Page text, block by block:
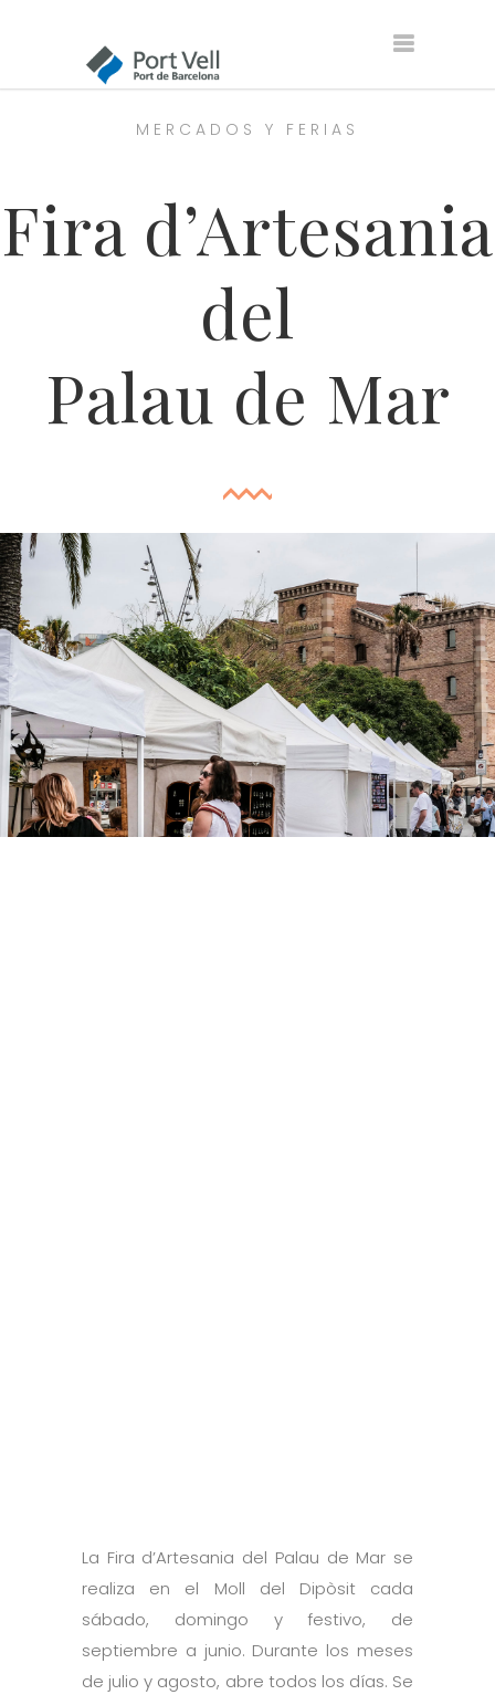
MERCADOS Y FERIAS
Fira d’Artesania
del
Palau de Mar
La Fira d’Artesania del Palau de Mar se
realiza en el Moll del Dipòsit cada
sábado, domingo y festivo, de
septiembre a junio. Durante los meses
de julio y agosto, abre todos los días. Se